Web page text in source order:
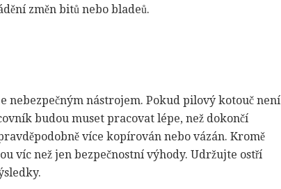
změn bitů nebo bladeů.
nebezpečným nástrojem. Pokud pilový kotouč není
budou muset pracovat lépe, než dokončí
více kopírován nebo vázán. Kromě
víc než jen bezpečnostní výhody. Udržujte ostří